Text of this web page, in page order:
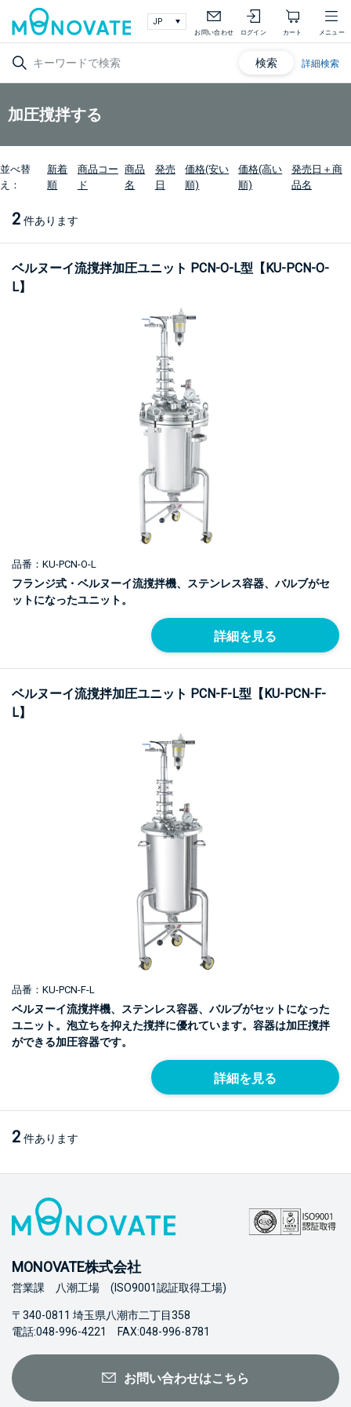
お問い合わせ ログイン カート メニュー
検索 詳細検索
加圧撹拌する
並べ替
え：
新着
順
商品コー
ド
商品
名
発売
日
価格(安い
順)
価格(高い
順)
発売日＋商
品名
2 件あります
ベルヌーイ流撹拌加圧ユニット PCN-O-L型【KU-PCN-O-
L】
品番：KU-PCN-O-L
フランジ式・ベルヌーイ流撹拌機、ステンレス容器、バルブがセ
ットになったユニット。
詳細を見る
ベルヌーイ流撹拌加圧ユニット PCN-F-L型【KU-PCN-F-
L】
品番：KU-PCN-F-L
ベルヌーイ流撹拌機、ステンレス容器、バルブがセットになった
ユニット。泡立ちを抑えた撹拌に優れています。容器は加圧撹拌
ができる加圧容器です。
詳細を見る
2 件あります
MONOVATE株式会社
営業課 八潮工場 (ISO9001認証取得工場)
〒340-0811 埼玉県八潮市二丁目358
電話:048-996-4221 FAX:048-996-8781
お問い合わせはこちら